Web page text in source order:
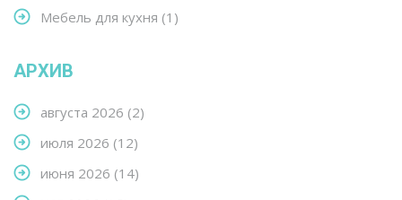
Мебель для кухня (1)
АРХИВ
августа 2026 (2)
июля 2026 (12)
июня 2026 (14)